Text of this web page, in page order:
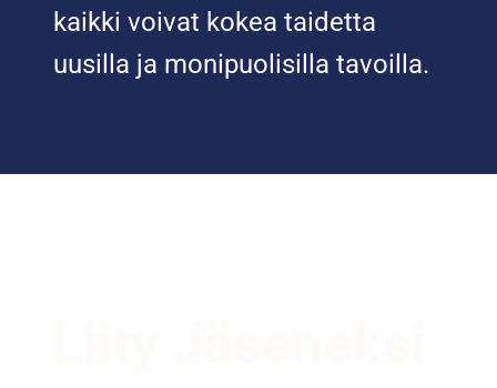
kaikki voivat kokea taidetta
uusilla ja monipuolisilla tavoilla.